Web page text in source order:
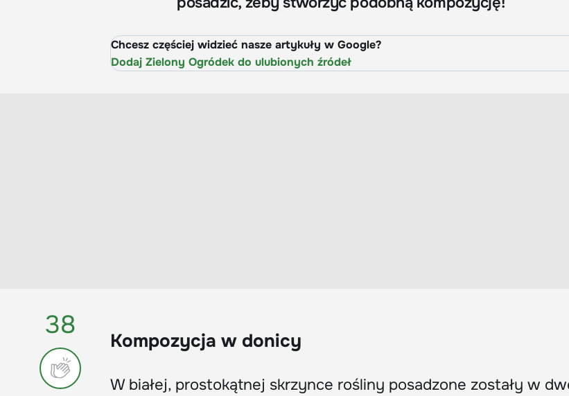
Chcesz częściej widzieć nasze artykuły w Google?
Dodaj Zielony Ogródek do ulubionych źródeł
38
Kompozycja w donicy
W białej, prostokątnej skrzynce rośliny posadzone zostały w